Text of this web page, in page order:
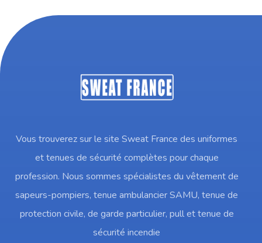
Vous trouverez sur le site Sweat France des uniformes
et tenues de sécurité complètes pour chaque
profession. Nous sommes spécialistes du vêtement de
sapeurs-pompiers, tenue ambulancier SAMU, tenue de
protection civile, de garde particulier, pull et tenue de
sécurité incendie